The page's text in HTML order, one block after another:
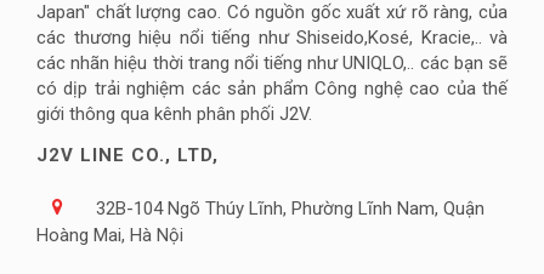
Japan" chất lượng cao. Có nguồn gốc xuất xứ rõ ràng, của
các thương hiệu nổi tiếng như Shiseido,Kosé, Kracie,.. và
các nhãn hiệu thời trang nổi tiếng như UNIQLO,.. các bạn sẽ
có dịp trải nghiệm các sản phẩm Công nghệ cao của thế
giới thông qua kênh phân phối J2V.
J2V LINE CO., LTD,
32B-104 Ngõ Thúy Lĩnh, Phường Lĩnh Nam, Quận
Hoàng Mai, Hà Nội